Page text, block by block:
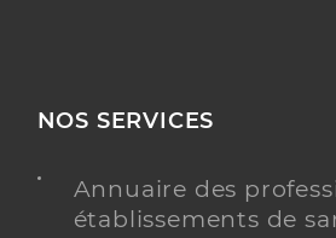
NOS SERVICES
Annuaire des
établissements de